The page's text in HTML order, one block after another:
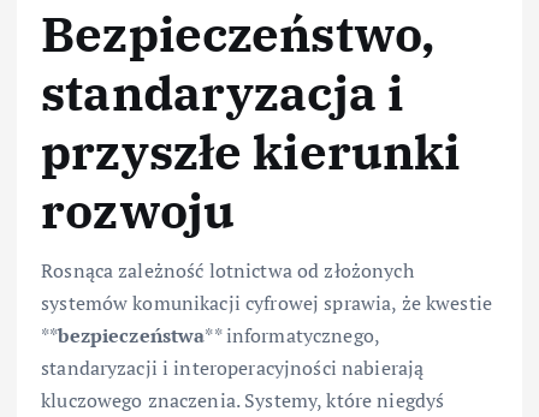
Bezpieczeństwo,
standaryzacja i
przyszłe kierunki
rozwoju
Rosnąca zależność lotnictwa od złożonych
systemów komunikacji cyfrowej sprawia, że kwestie
**bezpieczeństwa** informatycznego,
standaryzacji i interoperacyjności nabierają
kluczowego znaczenia. Systemy, które niegdyś